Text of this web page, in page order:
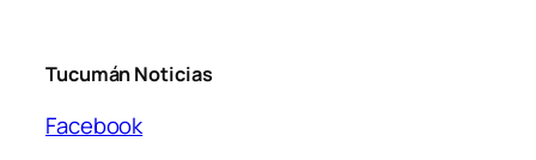
Tucumán Noticias
Facebook